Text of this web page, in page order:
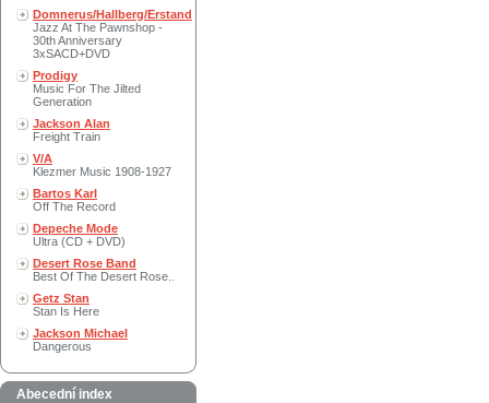
Domnerus/Hallberg/Erstand
Jazz At The Pawnshop -
30th Anniversary
3xSACD+DVD
Prodigy
Music For The Jilted
Generation
Jackson Alan
Freight Train
V/A
Klezmer Music 1908-1927
Bartos Karl
Off The Record
Depeche Mode
Ultra (CD + DVD)
Desert Rose Band
Best Of The Desert Rose..
Getz Stan
Stan Is Here
Jackson Michael
Dangerous
Abecední index